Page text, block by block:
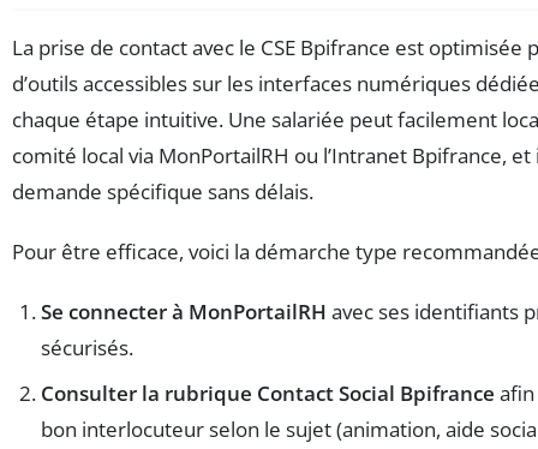
La prise de contact avec le CSE Bpifrance est optimisée
d’outils accessibles sur les interfaces numériques
chaque étape intuitive. Une salariée peut facilement
comité local via MonPortailRH ou l’Intranet Bpifrance,
demande spécifique sans délais.
Pour être efficace, voici la démarche type
Se connecter à MonPortailRH avec ses identifiants
sécurisés.
Consulter la rubrique Contact Social Bpifrance
bon interlocuteur selon le sujet (animation, aide